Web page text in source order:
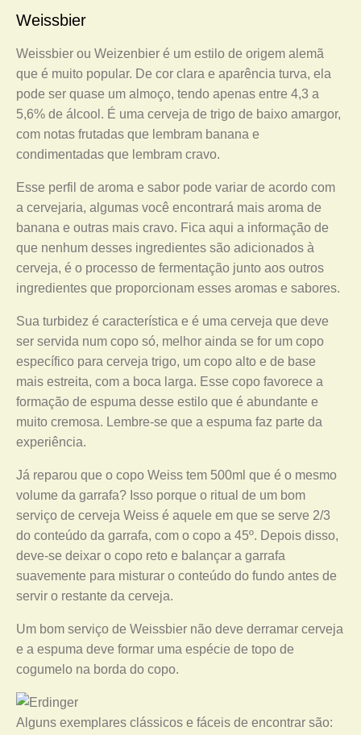
Weissbier
Weissbier ou Weizenbier é um estilo de origem alemã
que é muito popular. De cor clara e aparência turva, ela
pode ser quase um almoço, tendo apenas entre 4,3 a
5,6% de álcool. É uma cerveja de trigo de baixo amargor,
com notas frutadas que lembram banana e
condimentadas que lembram cravo.
Esse perfil de aroma e sabor pode variar de acordo com
a cervejaria, algumas você encontrará mais aroma de
banana e outras mais cravo. Fica aqui a informação de
que nenhum desses ingredientes são adicionados à
cerveja, é o processo de fermentação junto aos outros
ingredientes que proporcionam esses aromas e sabores.
Sua turbidez é característica e é uma cerveja que deve
ser servida num copo só, melhor ainda se for um copo
específico para cerveja trigo, um copo alto e de base
mais estreita, com a boca larga. Esse copo favorece a
formação de espuma desse estilo que é abundante e
muito cremosa. Lembre-se que a espuma faz parte da
experiência.
Já reparou que o copo Weiss tem 500ml que é o mesmo
volume da garrafa? Isso porque o ritual de um bom
serviço de cerveja Weiss é aquele em que se serve 2/3
do conteúdo da garrafa, com o copo a 45º. Depois disso,
deve-se deixar o copo reto e balançar a garrafa
suavemente para misturar o conteúdo do fundo antes de
servir o restante da cerveja.
Um bom serviço de Weissbier não deve derramar cerveja
e a espuma deve formar uma espécie de topo de
cogumelo na borda do copo.
Alguns exemplares clássicos e fáceis de encontrar são: